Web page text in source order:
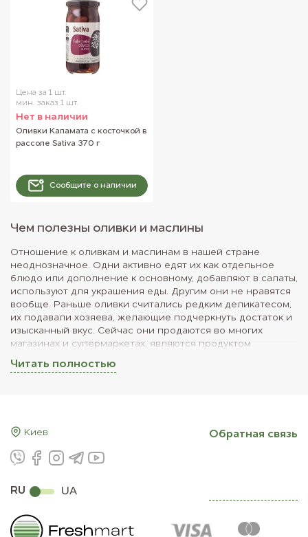
Цена за 1 шт.
мин. заказ 1 шт.
Нет в наличии
Оливки Каламата с косточкой в
рассоле Sativa 370 г
Сообщите о наличии
Читать полностью
Чем полезны оливки и маслины
Отношение к оливкам и маслинам в нашей стране
неоднозначное. Одни активно едят их как отдельное
блюдо или дополнение к основному, добавляют в салаты,
используют для украшения еды. Другим они не нравятся
вообще. Раньше оливки считались редким деликатесом,
их подавали хозяева, желающие подчеркнуть достаток и
изысканный вкус. Сейчас они продаются во многих
магазинах и супермаркетах, являются продуктом
урожая его разделяют на две части. Одна половина
масло. Последнее обычно делают из сорта «Коронейки»,
плотным, насыщенным вкусом.
Многие думают, что оливки и маслины – два разных
Киев
RU UA
Обратная связь